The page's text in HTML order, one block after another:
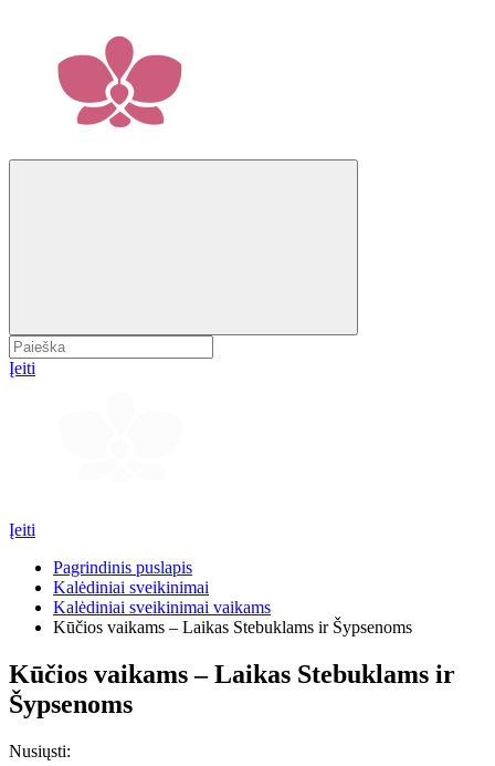
Įeiti
Įeiti
Pagrindinis puslapis
Kalėdiniai sveikinimai
Kalėdiniai sveikinimai vaikams
Kūčios vaikams – Laikas Stebuklams ir Šypsenoms
Kūčios vaikams – Laikas Stebuklams ir
Šypsenoms
Nusiųsti: